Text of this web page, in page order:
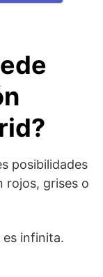
posibilidades
rojos, grises o
infinita.